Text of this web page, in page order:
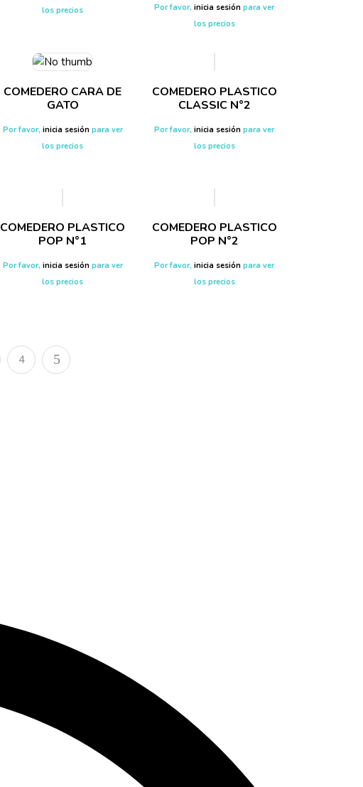
los precios
Por favor,inicia sesión para ver
los precios
COMEDERO CARA DE
GATO
Por favor, inicia sesiónpara ver
los precios
COMEDERO PLASTICO
CLASSIC N°2
Por favor,inicia sesión para ver
los precios
COMEDERO PLASTICO
POP N°1
Por favor, inicia sesiónpara ver
los precios
COMEDERO PLASTICO
POP N°2
Por favor,inicia sesión para ver
los precios
4